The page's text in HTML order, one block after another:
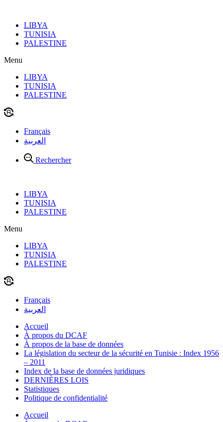
contenuLIBYA
TUNISIA
PALESTINE
Menu
LIBYA
TUNISIA
PALESTINE
Français
العربية
Rechercher
LIBYA
TUNISIA
PALESTINE
Menu
LIBYA
TUNISIA
PALESTINE
Français
العربية
Accueil
À propos du DCAF
À propos de la base de données
La législation du secteur de la sécurité en Tunisie : Index 1956
– 2011
Index de la base de données juridiques
DERNIÈRES LOIS
Statistiques
Politique de confidentialité
Accueil